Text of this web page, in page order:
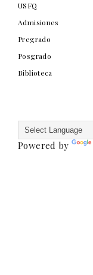
USFQ
Admisiones
Pregrado
Posgrado
Biblioteca
Powered by